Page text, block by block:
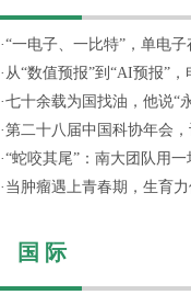
·“一电子、一比特”，单电子
· 从“数值预报”到“AI预报”
·七十余载为国找油，他说“
·第二十八届中国科协年会
·“蛇咬其尾”：南大团队用
· 当肿瘤遇上青春期，生育
国 际